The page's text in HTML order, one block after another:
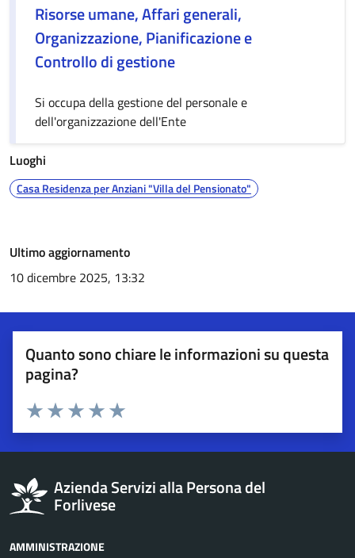
Risorse umane, Affari generali,
Organizzazione, Pianificazione e
Controllo di gestione
Si occupa della gestione del personale e
dell'organizzazione dell'Ente
Luoghi
Casa Residenza per Anziani "Villa del Pensionato"
Ultimo aggiornamento
10 dicembre 2025, 13:32
Quanto sono chiare le informazioni su questa
pagina?
Esprimi una valutazione
Valuta 5 stelle su 5
Valuta 4 stelle su 5
Valuta 3 stelle su 5
Valuta 2 stelle su 5
Valuta 1 stelle su 5
Azienda Servizi alla Persona del
Forlivese
AMMINISTRAZIONE